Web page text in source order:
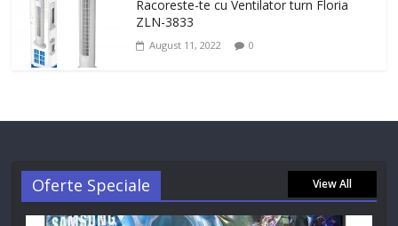
Racoreste-te cu Ventilator turn Floria
ZLN-3833
August 11, 2022 0
Oferte Speciale View All